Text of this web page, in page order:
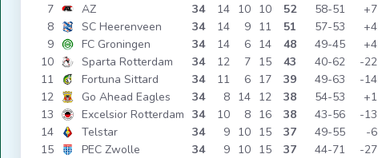
7
AZ 34 14 10 10 52 58 51
+7
8
SC Heerenveen 34 14 9 11 51 57 53
+4
9
FC Groningen 34 14 6 14 48 49 45
+4
10
Sparta Rotterdam 34 12 7 15 43 40 62
-22
11
Fortuna Sittard 34 11 6 17 39 49 63
-14
12
Go Ahead Eagles 34 8 14 12 38 54 53
+1
13
Excelsior Rotterdam 34 10 8 16 38 43 56
-13
14
Telstar 34 9 10 15 37 49 55
-6
15
PEC Zwolle 34 9 10 15 37 44 71
-27